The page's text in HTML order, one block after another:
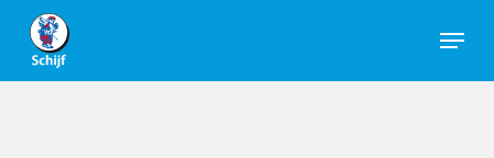
Skip
main
Menu